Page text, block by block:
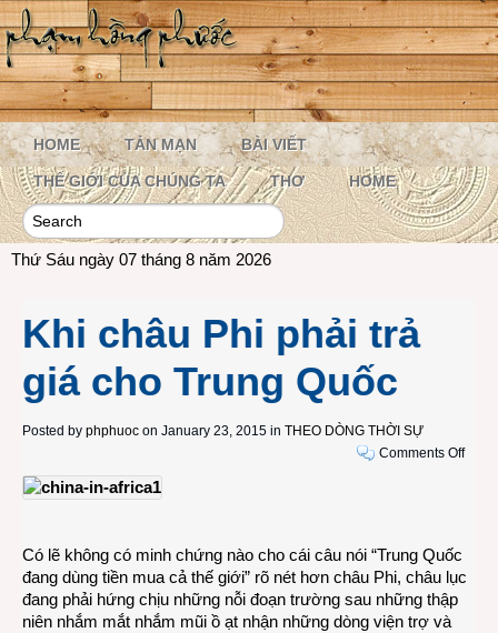
HOME TẢN MẠN BÀI VIẾT
THẾ GIỚI CỦA CHÚNG TA THƠ HOME
Thứ Sáu ngày 07 tháng 8 năm 2026
Khi châu Phi phải trả
giá cho Trung Quốc
Posted by phphuoc on January 23, 2015 in THEO DÒNG THỜI SỰ
Comments Offon
giá
Có lẽ không có minh chứng nào cho cái câu nói “Trung Quốc
đang dùng tiền mua cả thế giới” rõ nét hơn châu Phi, châu lục
đang phải hứng chịu những nỗi đoạn trường sau những thập
niên nhắm mắt nhắm mũi ồ ạt nhận những dòng viện trợ và